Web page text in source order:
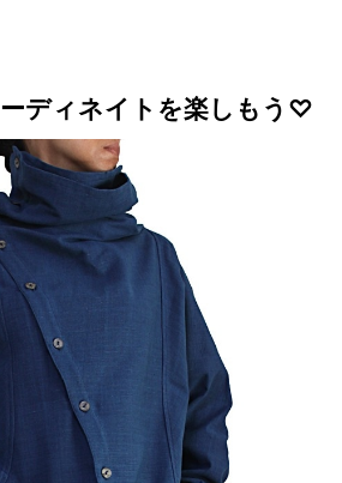
ディネイトを楽しもう♡